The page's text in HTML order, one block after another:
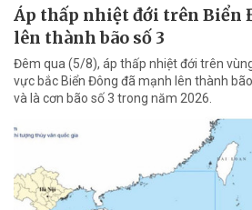
Áp thấp nhiệt đới trên Biển
lên thành bão số 3
Đêm qua (5/8), áp thấp nhiệt đới trên
vực bắc Biển Đông đã mạnh lên thành
và là cơn bão số 3 trong năm 2026.